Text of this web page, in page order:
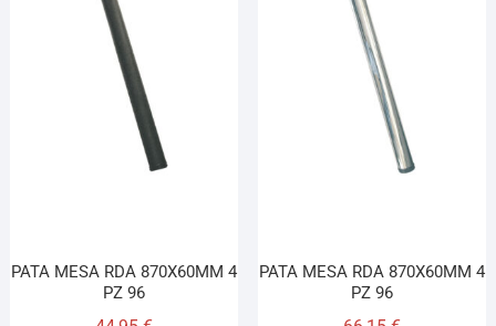
PATA MESA RDA 870X60MM 4
PZ 96
PATA MESA RDA 870X60MM 4
PZ 96